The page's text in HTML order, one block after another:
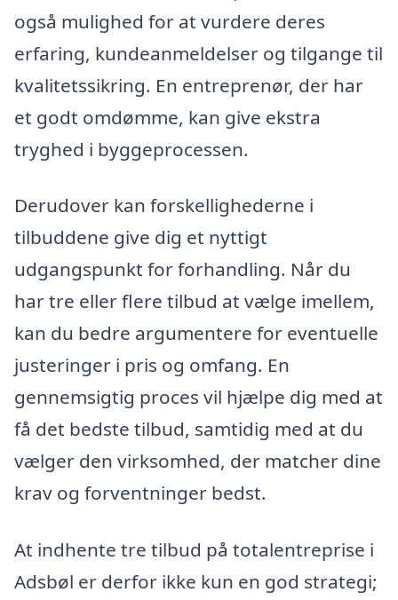
også mulighed for at vurdere deres
erfaring, kundeanmeldelser og tilgange til
kvalitetssikring. En entreprenør, der har
et godt omdømme, kan give ekstra
tryghed i byggeprocessen.
Derudover kan forskellighederne i
tilbuddene give dig et nyttigt
udgangspunkt for forhandling. Når du
har tre eller flere tilbud at vælge imellem,
kan du bedre argumentere for eventuelle
justeringer i pris og omfang. En
gennemsigtig proces vil hjælpe dig med at
få det bedste tilbud, samtidig med at du
vælger den virksomhed, der matcher dine
krav og forventninger bedst.
At indhente tre tilbud på totalentreprise i
Adsbøl er derfor ikke kun en god strategi;